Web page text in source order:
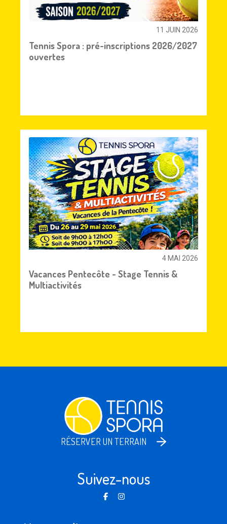
11 JUIN 2026
Tennis Spora : pré-inscriptions 2026/2027
ouvertes
4 MAI 2026
Vacances Pentecôte - Stage Tennis &
Multiactivités
RÉSERVER UN TERRAIN
Suivez-nous